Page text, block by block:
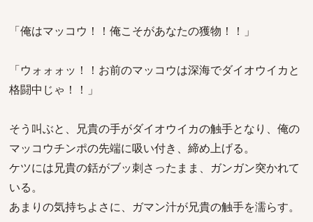
「俺はマッコウ！！俺こそがあなたの獲物！！」
「ウォォォッ！！お前のマッコウは深海でダイオウイカと
格闘中じゃ！！」
そう叫ぶと、兄貴の手がダイオウイカの触手となり、俺の
マッコウチンポの先端に吸い付き、締め上げる。
ケツには兄貴の銛がブッ刺さったまま、ガンガン突かれて
いる。
あまりの気持ちよさに、ガマン汁が兄貴の触手を濡らす。